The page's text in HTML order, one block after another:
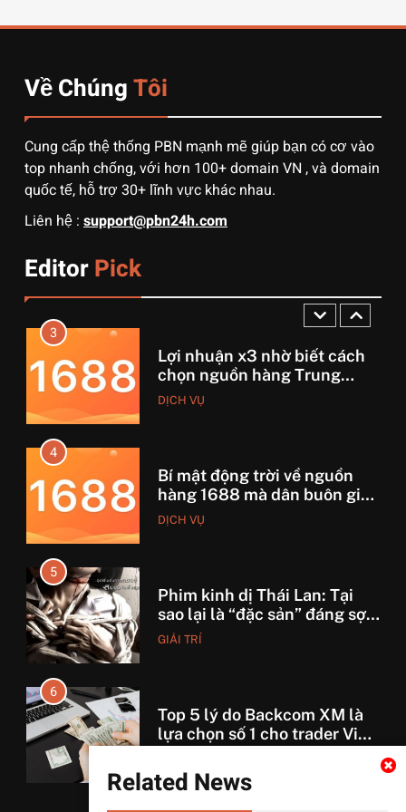
Related News
Về ChúngTôi
Cung cấp thệ thống PBN mạnh mẽ giúp bạn có cơ vào
top nhanh chống, với hơn 100+ domain VN , và domain
quốc tế, hỗ trợ 30+ lĩnh vực khác nhau.
Liên hệ : support@pbn24h.com
EditorPick
chọn đường biển hay đường
1
3 sai lầm chí mạng khiến
vốn, ôm sô
DỊCH VỤ
2
tháng lời 20 triệu
3
Lợi nhuận x3 nhờ biết cách
chọn nguồn hàng Trung
Quốc chuẩn
DỊCH VỤ
4
Bí mật động trời về nguồn
hàng 1688 mà dân buôn giấu
nhẹm!
DỊCH VỤ
5
Phim kinh dị Thái Lan: Tại
sao lại là “đặc sản” đáng sợ
nhất thế giới?
GIẢI TRÍ
6
Top 5 lý do Backcom XM là
lựa chọn số 1 cho trader Việt